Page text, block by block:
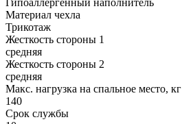
Материал чехла
Трикотаж
Жесткость стороны 1
средняя
Жесткость стороны 2
средняя
Макс. нагрузка на спальное место, кг
140
Срок службы